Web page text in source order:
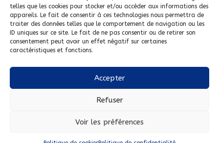
telles que les cookies pour stocker et/ou accéder aux informations des
appareils. Le fait de consentir à ces technologies nous permettra de
traiter des données telles que le comportement de navigation ou les
ID uniques sur ce site. Le fait de ne pas consentir ou de retirer son
consentement peut avoir un effet négatif sur certaines
caractéristiques et fonctions.
Accepter
Refuser
Voir les préférences
Mentions légales
Conditions générales de vente
Politique de confidentialité